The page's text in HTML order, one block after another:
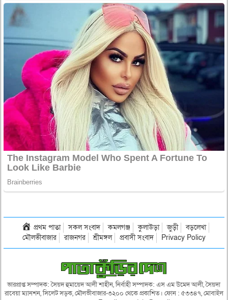
প্রথম পাতা সকল সংবাদ কমলগঞ্জ কুলাউড়া জুড়ী
বড়লেখা
মৌলভীবাজার
রাজনগর শ্রীমঙ্গল প্রবাসী সংবাদ Privacy Policy
ভারপ্রাপ্ত সম্পাদক: সৈয়দ হুমায়েদ আলী শাহীন, নির্বাহী সম্পাদক: এস এম উমেদ আলী, সৈয়দা
রাবেয়া ম্যানশন, সিলেট সড়ক, মৌলভীবাজার-৩২০০ থেকে প্রকাশিত। ফোন : ৫৩৩৪৭, মোবাইল